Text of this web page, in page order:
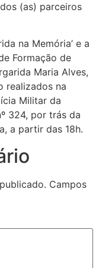
(as) parceiros
na Memória’ e a
Formação de
Maria Alves,
realizados na
Militar da
324, por trás da
a partir das 18h.
Campos